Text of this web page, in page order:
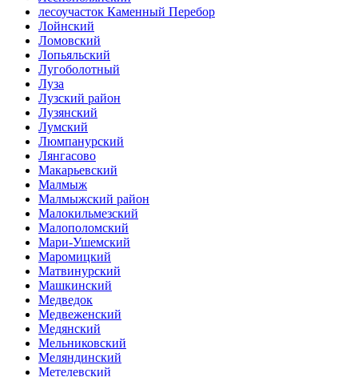
лесоучасток Каменный Перебор
Лойнский
Ломовский
Лопьяльский
Лугоболотный
Луза
Лузский район
Лузянский
Лумский
Люмпанурский
Лянгасово
Макарьевский
Малмыж
Малмыжский район
Малокильмезский
Малополомский
Мари-Ушемский
Маромицкий
Матвинурский
Машкинский
Медведок
Медвеженский
Медянский
Мельниковский
Меляндинский
Метелевский